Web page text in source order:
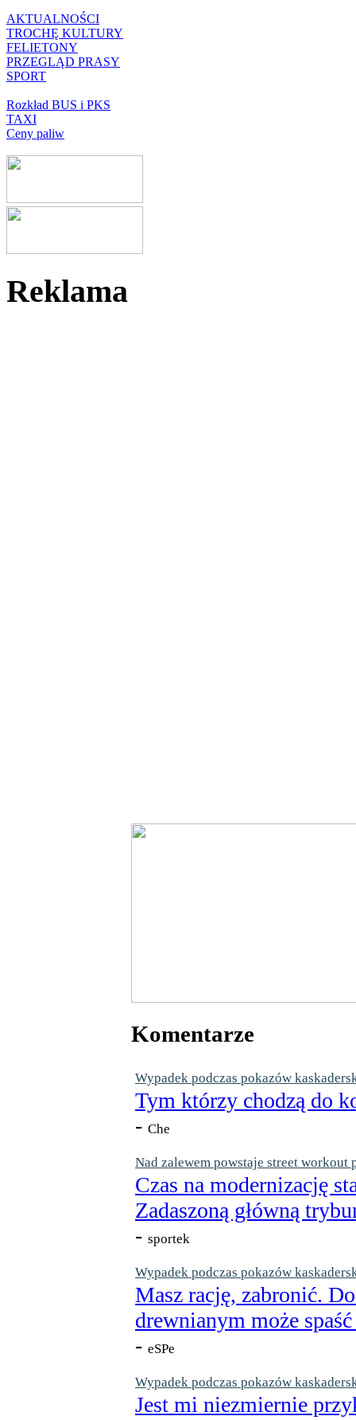
AKTUALNOŚCI
TROCHĘ KULTURY
FELIETONY
PRZEGLĄD PRASY
SPORT
Rozkład BUS i PKS
TAXI
Ceny paliw
Reklama
Komentarze
Wypadek podczas pokazów
Tym którzy chodzą do
- Che
Nad zalewem powstaje street workout
Czas na modernizację
Zadaszoną główną
- sportek
Wypadek podczas pokazów
Masz rację, zabronić.
drewnianym może
- eSPe
Wypadek podczas pokazów
Jest mi niezmiernie